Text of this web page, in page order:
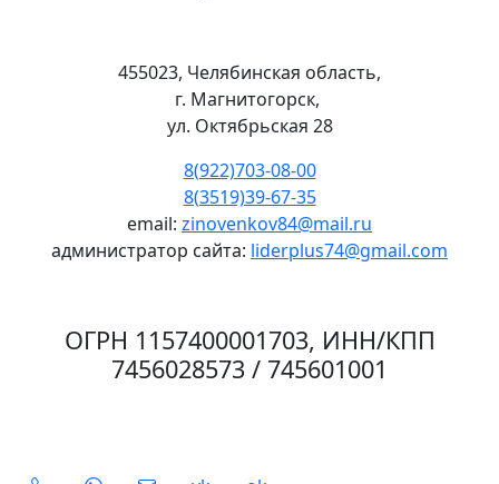
455023, Челябинская область,
г. Магнитогорск,
ул. Октябрьская 28
8(922)703-08-00
8(3519)39-67-35
email: zinovenkov84@mail.ru
администратор сайта: liderplus74@gmail.com
ОГРН 1157400001703, ИНН/КПП
7456028573 / 745601001